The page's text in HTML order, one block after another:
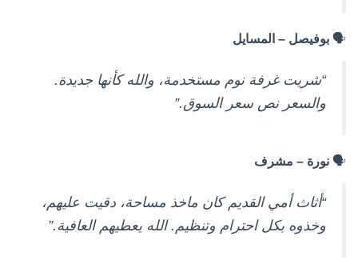
🗣 بوفيصل – المسايل
“شريت غرفة نوم مستخدمة، والله كأنها جديدة.
والسعر نص سعر السوق.”
🗣 نورة – مشرف
“أثاث أمي القديم كان ماخذ مساحة، دقيت عليهم،
وخذوه بكل احترام وتنظيم. الله يعطيهم العافية.”